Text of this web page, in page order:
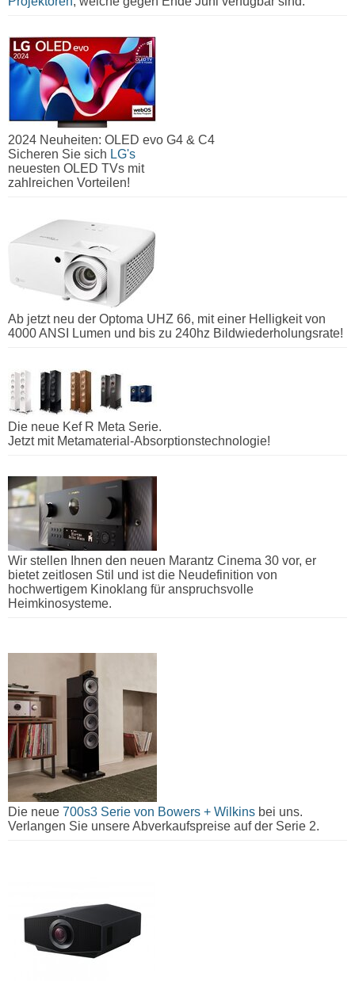
2024 Neuheiten: OLED evo G4 & C4
Sicheren Sie sich LG's
neuesten OLED TVs mit
zahlreichen Vorteilen!
Ab jetzt neu der Optoma UHZ 66, mit einer Helligkeit von
4000 ANSI Lumen und bis zu 240hz Bildwiederholungsrate!
Die neue Kef R Meta Serie.
Jetzt mit Metamaterial-Absorptionstechnologie!
Wir stellen Ihnen den neuen Marantz Cinema 30 vor, er
bietet zeitlosen Stil und ist die Neudefinition von
hochwertigem Kinoklang für anspruchsvolle
Heimkinosysteme.
Die neue 700s3 Serie von Bowers + Wilkins bei uns.
Verlangen Sie unsere Abverkaufspreise auf der Serie 2.